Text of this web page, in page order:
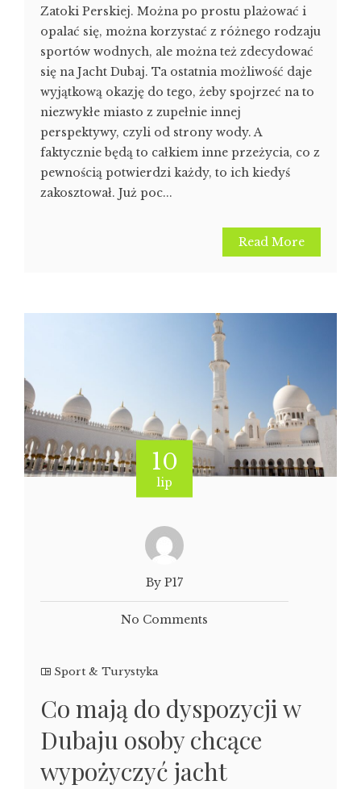
Zatoki Perskiej. Można po prostu plażować i
opalać się, można korzystać z różnego rodzaju
sportów wodnych, ale można też zdecydować
się na Jacht Dubaj. Ta ostatnia możliwość daje
wyjątkową okazję do tego, żeby spojrzeć na to
niezwykłe miasto z zupełnie innej
perspektywy, czyli od strony wody. A
faktycznie będą to całkiem inne przeżycia, co z
pewnością potwierdzi każdy, to ich kiedyś
zakosztował. Już poc...
Read More
10
lip
By P17
No Comments
Sport & Turystyka
Co mają do dyspozycji w
Dubaju osoby chcące
wypożyczyć jacht